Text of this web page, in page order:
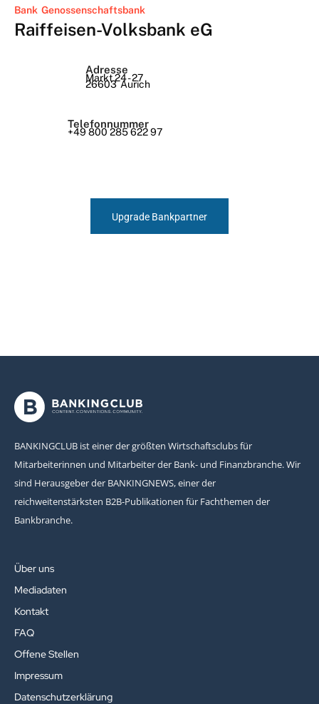
Bank Genossenschaftsbank
Raiffeisen-Volksbank eG
Adresse
Markt 24 - 27
26603 Aurich
Telefonnummer
+49 800 285 622 97
Upgrade Bankpartner
BANKINGCLUB ist einer der größten Wirtschaftsclubs für
Mitarbeiterinnen und Mitarbeiter der Bank- und Finanzbranche. Wir
sind Herausgeber der BANKINGNEWS, einer der
reichweitenstärksten B2B-Publikationen für Fachthemen der
Bankbranche.
Über uns
Mediadaten
Kontakt
FAQ
Offene Stellen
Impressum
Datenschutzerklärung